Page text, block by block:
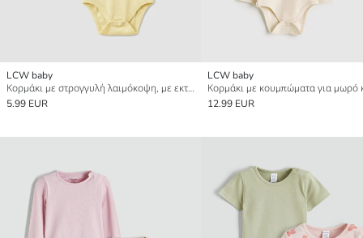
LCW baby
Κορμάκι με στρογγυλή λαιμόκοψη, με εκτύπωση, για μωρό κορίτσι, με κουμπιά, συσκευασία 2 τεμαχίων
5.99 EUR
LCW baby
12.99 EUR